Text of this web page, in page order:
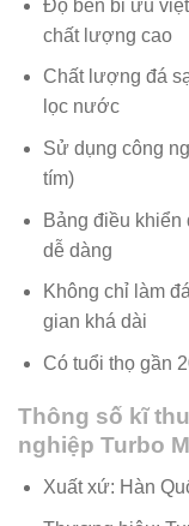
Độ bền bỉ ưu
chất lượng cao
Chất lượng đá
lọc nước
Sử dụng công
tím)
Bảng điều
dễ dàng
Không chỉ làm
gian khá dài
Có tuổi thọ gần
Thông số kĩ
nghiệp Turbo
Xuất xứ: Hàn